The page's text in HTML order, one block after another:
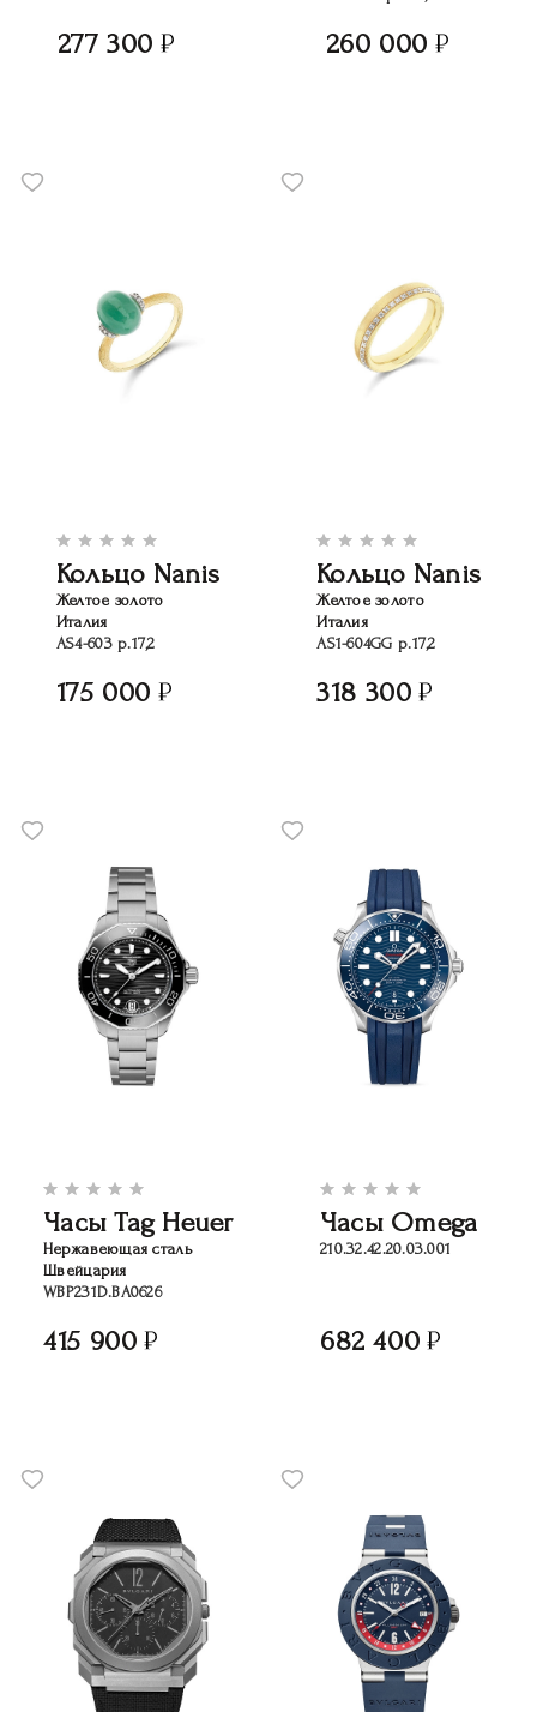
277 300 260 000
Кольцо Nanis
Желтое золото
Италия
AS4-603 р.17,2
175 000
Кольцо Nanis
Желтое золото
Италия
AS1-604GG р.17,2
318 300
Часы Tag Heuer
Нержавеющая сталь
Швейцария
WBP231D.BA0626
415 900
Часы Omega
210.32.42.20.03.001
682 400